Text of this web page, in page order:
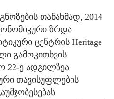
თანახმად, 2014
ზრდა
ცენტრის Heritage
გამოკითხვის
22-ე ადგილზეა
თავისუფლების